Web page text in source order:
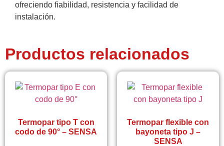
ofreciendo fiabilidad, resistencia y facilidad de
instalación.
Productos relacionados
Termopar tipo T con
codo de 90° – SENSA
Termopar flexible con
bayoneta tipo J –
SENSA